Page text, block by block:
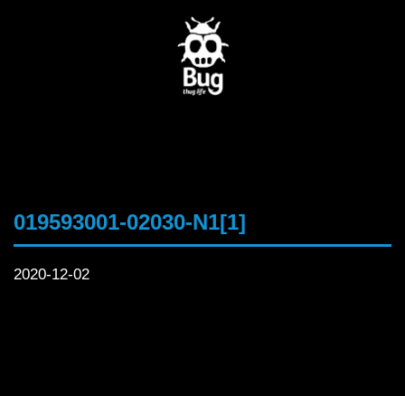
019593001-02030-N1[1]
2020-12-02